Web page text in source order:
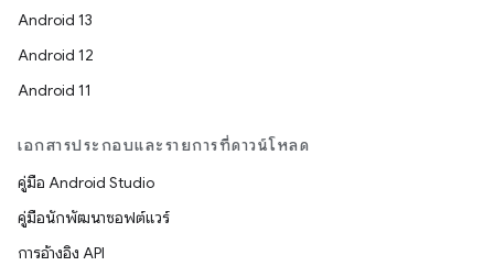
Android 13
Android 12
Android 11
เอกสารประกอบและรายการที่ดาวน์โหลด
คู่มือ Android Studio
คู่มือนักพัฒนาซอฟต์แวร์
การอ้างอิง API